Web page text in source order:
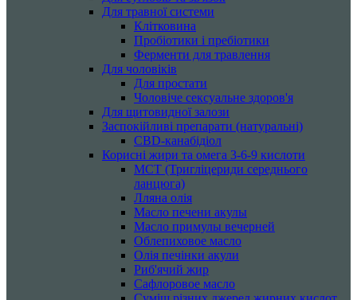
Для травної системи
Клітковина
Пробіотики і пребіотики
Ферменти для травлення
Для чоловіків
Для простати
Чоловіче сексуальне здоров'я
Для щитовидної залози
Заспокійливі препарати (натуральні)
CBD-канабідіол
Корисні жири та омега 3-6-9 кислоти
MCT (Тригліцериди середнього
ланцюга)
Лляна олія
Масло печени акулы
Масло примулы вечерней
Облепиховое масло
Олія печінки акули
Риб'ячий жир
Сафлоровое масло